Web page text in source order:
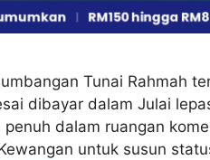
Tunai Rahmah
dibayar dalam Julai
penuh dalam ruangan
untuk susun